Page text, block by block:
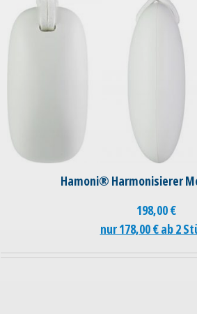
Hamoni® Harmonisierer
198,00€
nur 178,00 € ab 2